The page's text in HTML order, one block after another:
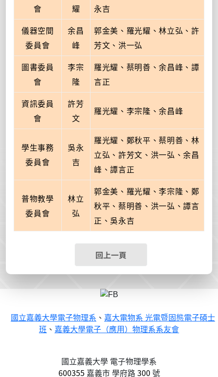
會
耀
永吉
儀器空間
委員會
余昌
峰
郭金美、羅光耀、林立弘、許
芳文、洪一弘
圖書委員
會
李宗
隆
羅光耀、蔡明善、余昌峰、譚
言正
資訊委員
會
許芳
文
羅光耀、李宗隆、余昌峰
學生事務
委員會
吳永
吉
羅光耀、鄭秋平、蔡明善、林
立弘、許芳文、洪一弘、余昌
峰、譚言正
普物教學
委員會
林立
弘
郭金美、羅光耀、李宗隆、鄭
秋平、蔡明善、洪一弘、譚言
正、吳永吉
回上一頁
國立嘉義大學電子物理系 、 嘉大電物系 光電暨固態電子碩士
班 、 嘉義大學電子（應用）物理系系友會
國立嘉義大學 電子物理學系
600355 嘉義市學府路300 號